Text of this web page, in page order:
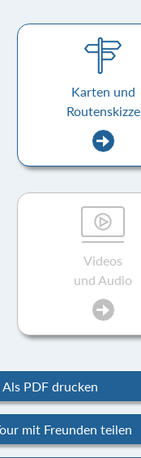
Karten und
Routenskizze
Videos
und Audio
Als PDF drucken
mit Freunden teilen